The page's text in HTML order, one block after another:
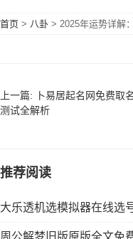
首页 > 八卦 > 2025年运势详解
上一篇: 卜易居起名网免费取
测试全解析
推荐阅读
大乐透机选模拟器在线选